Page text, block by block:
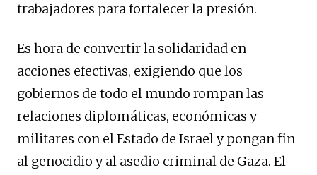
trabajadores para fortalecer la presión.
Es hora de convertir la solidaridad en
acciones efectivas, exigiendo que los
gobiernos de todo el mundo rompan las
relaciones diplomáticas, económicas y
militares con el Estado de Israel y pongan fin
al genocidio y al asedio criminal de Gaza. El